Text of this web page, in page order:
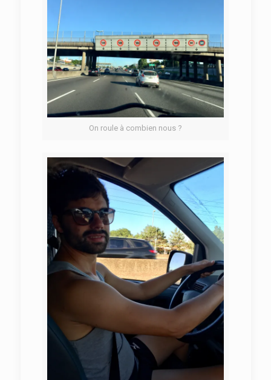
On roule à combien nous ?